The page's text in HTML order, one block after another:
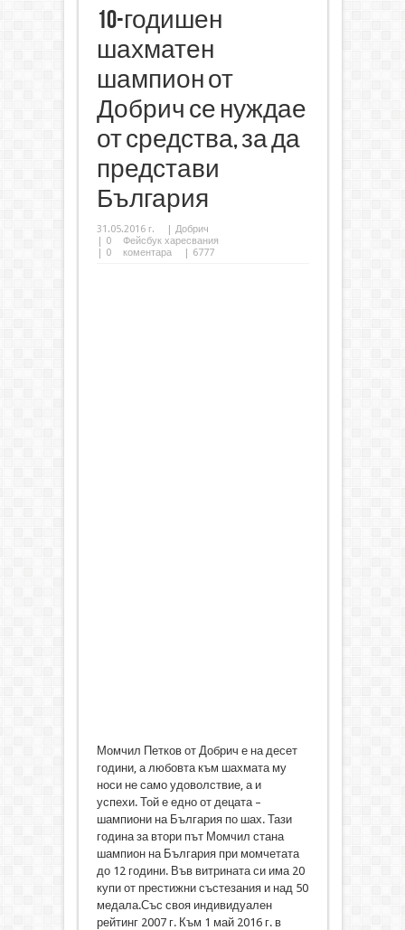
10-годишен
шахматен
шампион от
Добрич се нуждае
от средства, за да
представи
България
31.05.2016 г.
Добрич
0
Фейсбук харесвания
0 коментара | 6777
Момчил Петков от Добрич е на десет
години, а любовта към шахмата му
носи не само удоволствие, а и
успехи. Той е едно от децата –
шампиони на България по шах. Тази
година за втори път Момчил стана
шампион на България при момчетата
до 12 години. Във витрината си има 20
купи от престижни състезания и над 50
медала.Със своя индивидуален
рейтинг 2007 г. Към 1 май 2016 г. в